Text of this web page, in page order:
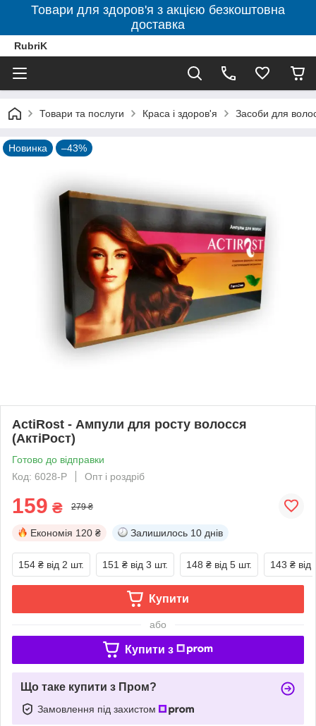
Товари для здоров'я з акцією безкоштовна
доставка
RubriK
Товари та послуги Краса і здоров'я Засоби для
Новинка –43%
ActiRost - Ампули для росту волосся
(АктіРост)
Готово до відправки
Код: 6028-P
Опт і роздріб
159 ₴ 279 ₴
Економія 120 ₴ Залишилось 10 днів
154 ₴ від 2 шт. 151 ₴ від 3 шт. 148 ₴ від 5 шт. 143 ₴ від
Купити
або
Купити з
Що таке купити з Пром?
Замовлення під захистом